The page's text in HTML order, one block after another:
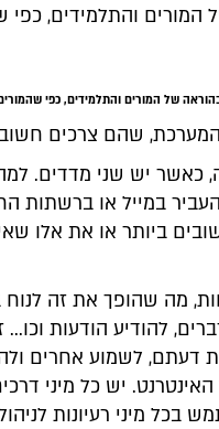
המורים והתלמידים, כפי
של המורים והתלמידים, כפי
המערכת, שהם צרכים
כאשר יש שני מדדים.
במייל או ברשתות
ביותר או את אלו
מה שהופך את זה
להודיע הודעות
דעתם, לשמוע אחרים
יש כל מיני
בכל מיני רעיונות